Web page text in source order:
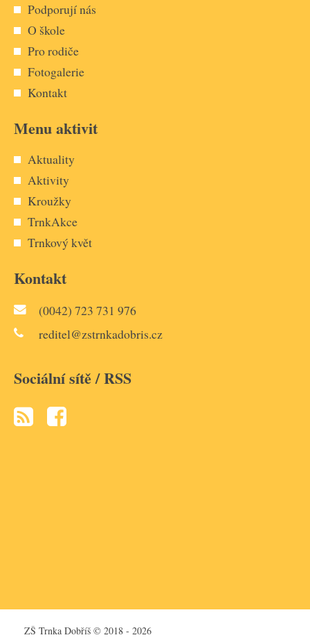
Podporují nás
O škole
Pro rodiče
Fotogalerie
Kontakt
Menu aktivit
Aktuality
Aktivity
Kroužky
TrnkAkce
Trnkový květ
Kontakt
(0042) 723 731 976
reditel@zstrnkadobris.cz
Sociální sítě / RSS
ZŠ Trnka Dobříš © 2018 - 2026